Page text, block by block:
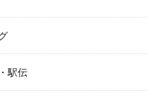
駅伝